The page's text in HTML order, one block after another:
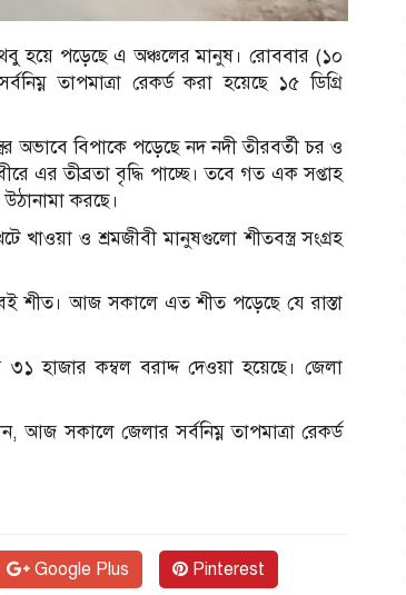
হয়ে পড়েছে এ অঞ্চলের মানুষ। রোববার (১০
তাপমাত্রা রেকর্ড করা হয়েছে ১৫ ডিগ্রি
অভাবে বিপাকে পড়েছে নদ নদী তীরবর্তী চর ও
এর তীব্রতা বৃদ্ধি পাচ্ছে। তবে গত এক সপ্তাহ
করছে।
খাওয়া ও শ্রমজীবী মানুষগুলো শীতবস্ত্র সংগ্রহ
শীত। আজ সকালে এত শীত পড়েছে যে রাস্তা
হাজার কম্বল বরাদ্দ দেওয়া হয়েছে। জেলা
আজ সকালে জেলার সর্বনিম্ন তাপমাত্রা রেকর্ড
Google Plus Pinterest